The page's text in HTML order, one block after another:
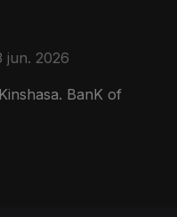
jun. 2026
BanK of